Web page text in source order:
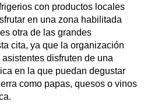
con productos locales
en una zona habilitada
otra de las grandes
cita, ya que la organización
disfruten de una
en la que puedan degustar
como papas, quesos o vinos